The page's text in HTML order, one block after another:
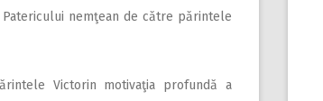
nemţean de către părintele
Victorin motivaţia profundă a